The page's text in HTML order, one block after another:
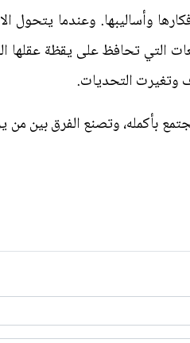
وأساليبها. وعندما يتحول
التي تحافظ على يقظة عقلها
وتغيرت التحديات.
بأكمله، وتصنع الفرق بين من